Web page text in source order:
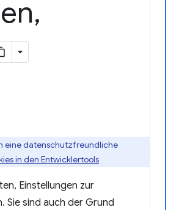
,
eine datenschutzfreundliche
in den Entwicklertools
Einstellungen zur
Sie sind auch der Grund